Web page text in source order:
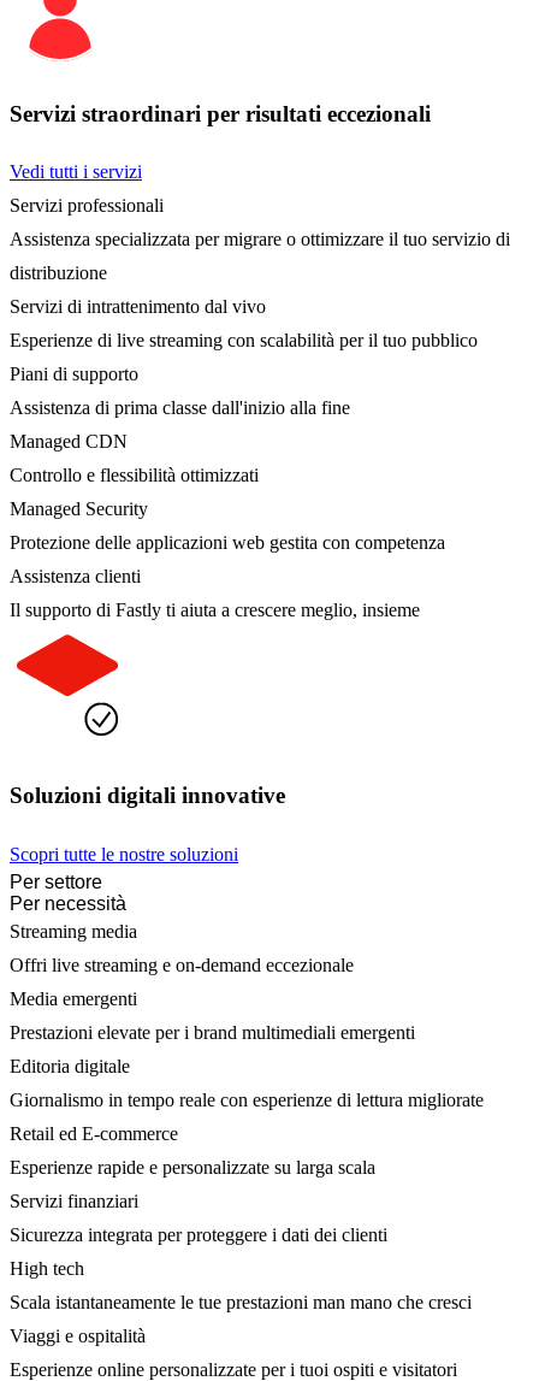
Servizi straordinari per risultati eccezionali
Vedi tutti i servizi
Servizi professionali
Assistenza specializzata per migrare o ottimizzare il tuo servizio di
distribuzione
Servizi di intrattenimento dal vivo
Esperienze di live streaming con scalabilità per il tuo pubblico
Piani di supporto
Assistenza di prima classe dall'inizio alla fine
Managed CDN
Controllo e flessibilità ottimizzati
Managed Security
Protezione delle applicazioni web gestita con competenza
Assistenza clienti
Il supporto di Fastly ti aiuta a crescere meglio, insieme
Soluzioni digitali innovative
Scopri tutte le nostre soluzioni
Per settore
Per necessità
Streaming media
Offri live streaming e on-demand eccezionale
Media emergenti
Prestazioni elevate per i brand multimediali emergenti
Editoria digitale
Giornalismo in tempo reale con esperienze di lettura migliorate
Retail ed E-commerce
Esperienze rapide e personalizzate su larga scala
Servizi finanziari
Sicurezza integrata per proteggere i dati dei clienti
High tech
Scala istantaneamente le tue prestazioni man mano che cresci
Viaggi e ospitalità
Esperienze online personalizzate per i tuoi ospiti e visitatori